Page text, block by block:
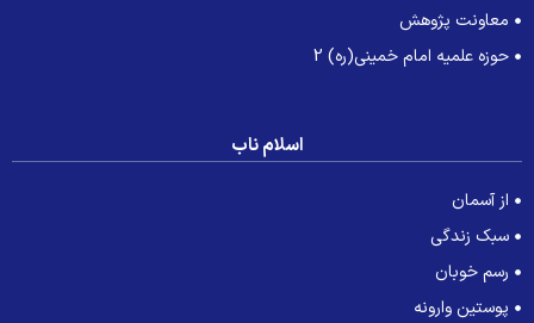
معاونت پژوهش
حوزه علمیه امام خمینی(ره) 2
اسلام ناب
از آسمان
سبک زندگی
رسم خوبان
پوستین وارونه